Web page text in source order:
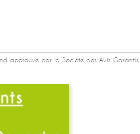
approuvé par la Société des Avis Garantis,